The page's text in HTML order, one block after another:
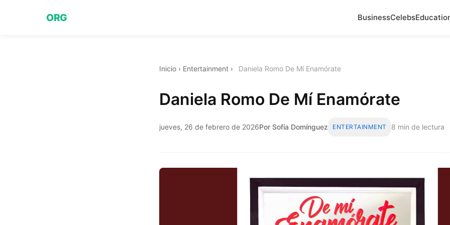
ORG BusinessCelebs
Inicio › Entertainment › Daniela Romo De Mí Enamórate
Daniela Romo De Mí Enamórate
jueves, 26 de febrero de 2026Por Sofía Domínguez ENTERTAINMENT 8 min de lectura